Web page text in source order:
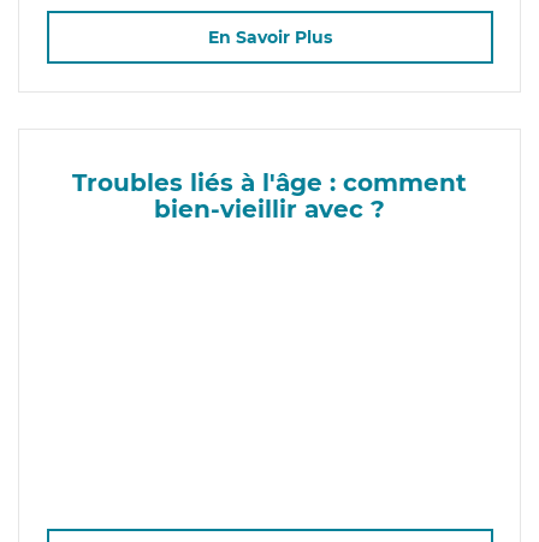
En Savoir Plus
Troubles liés à l'âge : comment
bien-vieillir avec ?